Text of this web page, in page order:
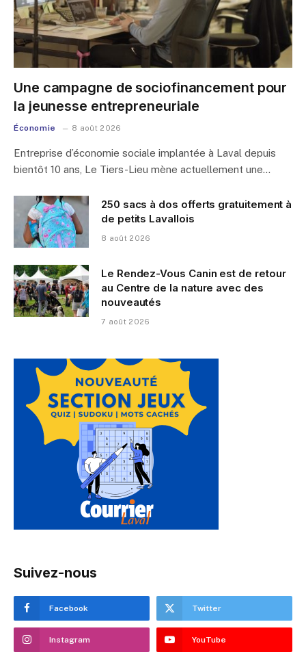
Une campagne de sociofinancement pour
la jeunesse entrepreneuriale
Économie 8 août 2026
Entreprise d’économie sociale implantée à Laval depuis
bientôt 10 ans, Le Tiers-Lieu mène actuellement une…
250 sacs à dos offerts gratuitement à
de petits Lavallois
8 août 2026
Le Rendez-Vous Canin est de retour
au Centre de la nature avec des
nouveautés
7 août 2026
Suivez-nous
Facebook Twitter
Instagram YouTube